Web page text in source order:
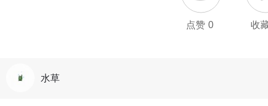
点赞 0 收
水草